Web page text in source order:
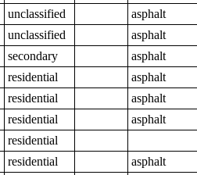
unclassified
asphalt
unclassified
asphalt
secondary
asphalt
residential
asphalt
residential
asphalt
residential
asphalt
residential
residential
asphalt